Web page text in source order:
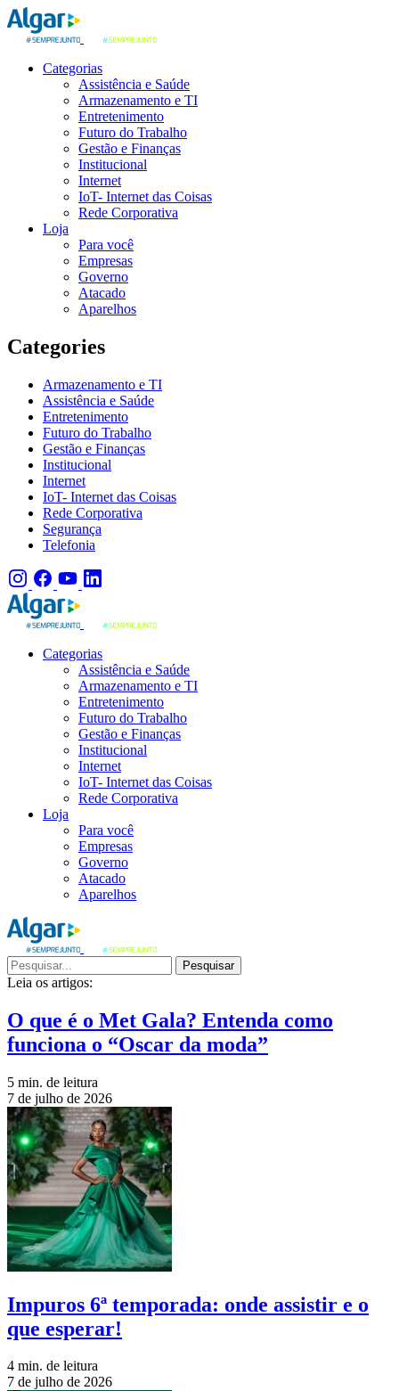
Categorias
Assistência e Saúde
Armazenamento e TI
Entretenimento
Futuro do Trabalho
Gestão e Finanças
Institucional
Internet
IoT- Internet das Coisas
Rede Corporativa
Loja
Para você
Empresas
Governo
Atacado
Aparelhos
Categories
Armazenamento e TI
Assistência e Saúde
Entretenimento
Futuro do Trabalho
Gestão e Finanças
Institucional
Internet
IoT- Internet das Coisas
Rede Corporativa
Segurança
Telefonia
Categorias
Assistência e Saúde
Armazenamento e TI
Entretenimento
Futuro do Trabalho
Gestão e Finanças
Institucional
Internet
IoT- Internet das Coisas
Rede Corporativa
Loja
Para você
Empresas
Governo
Atacado
Aparelhos
Pesquisar
Leia os artigos:
O que é o Met Gala? Entenda como
funciona o “Oscar da moda”
5 min. de leitura
7 de julho de 2026
Impuros 6ª temporada: onde assistir e o
que esperar!
4 min. de leitura
7 de julho de 2026